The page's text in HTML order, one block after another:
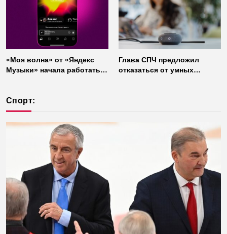
«Моя волна» от «Яндекс
Музыки» начала работать
Глава СПЧ предложил
отказаться от умных
Спорт: